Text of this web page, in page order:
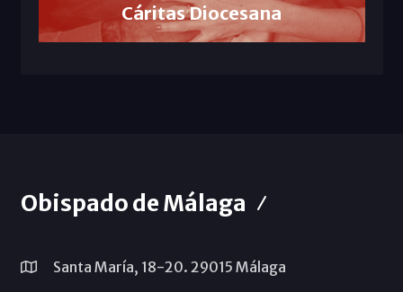
Cáritas Diocesana
Obispado de Málaga
Santa María, 18-20. 29015 Málaga